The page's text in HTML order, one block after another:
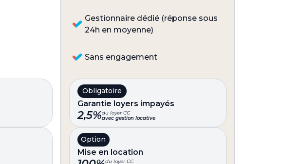
Gestionnaire dédié (réponse sous
24h en moyenne)
Sans engagement
Obligatoire
Garantie loyers impayés
2,5%du loyer CC
avec gestion locative
Option
Mise en location
du loyer CC